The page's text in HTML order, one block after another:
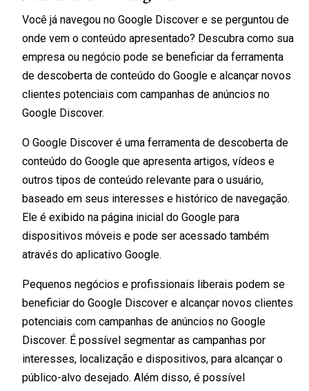
Você já navegou no Google Discover e se perguntou de
onde vem o conteúdo apresentado? Descubra como sua
empresa ou negócio pode se beneficiar da ferramenta
de descoberta de conteúdo do Google e alcançar novos
clientes potenciais com campanhas de anúncios no
Google Discover.
O Google Discover é uma ferramenta de descoberta de
conteúdo do Google que apresenta artigos, vídeos e
outros tipos de conteúdo relevante para o usuário,
baseado em seus interesses e histórico de navegação.
Ele é exibido na página inicial do Google para
dispositivos móveis e pode ser acessado também
através do aplicativo Google.
Pequenos negócios e profissionais liberais podem se
beneficiar do Google Discover e alcançar novos clientes
potenciais com campanhas de anúncios no Google
Discover. É possível segmentar as campanhas por
interesses, localização e dispositivos, para alcançar o
público-alvo desejado. Além disso, é possível